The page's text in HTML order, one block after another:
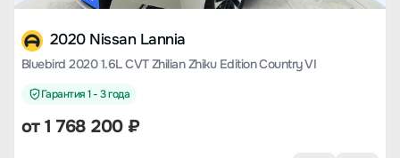
2020 Nissan Lannia
Bluebird 2020 1.6L CVT Zhilian Zhiku Edition Country VI
Гарантия 1 - 3 года
от1 768 200₽